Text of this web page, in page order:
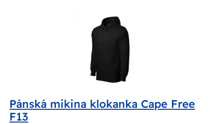
Pánská mikina klokanka Cape Free
F13